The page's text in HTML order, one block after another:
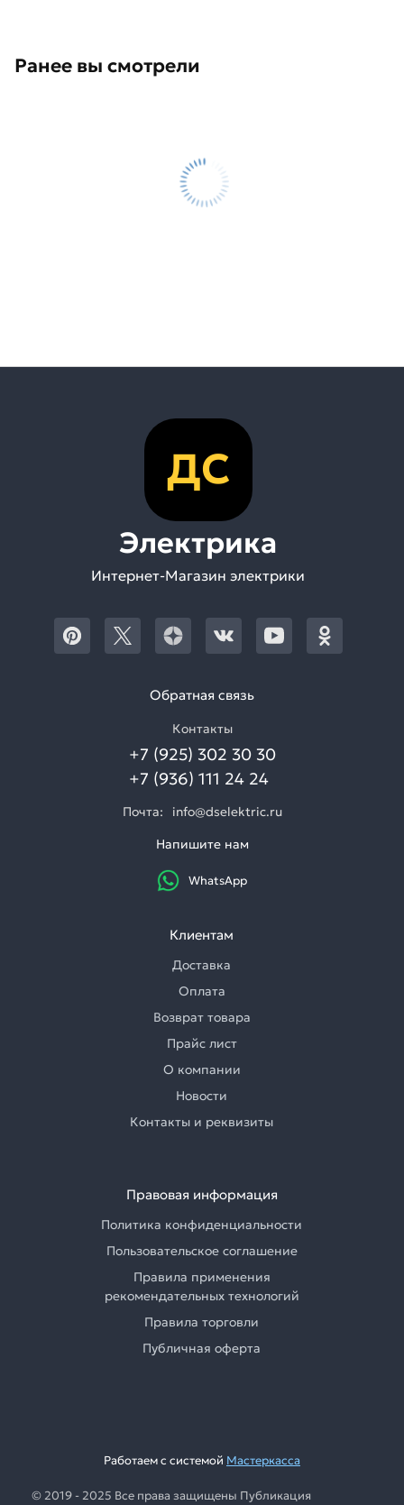
Ранее вы смотрели
ДС
Электрика
Интернет-Магазин электрики
Обратная связь
Контакты
+7 (925) 302 30 30
+7 (936) 111 24 24
Почта:
info@dselektric.ru
Напишите нам
WhatsApp
Клиентам
Доставка
Оплата
Возврат товара
Прайс лист
О компании
Новости
Контакты и реквизиты
Правовая информация
Политика конфиденциальности
Пользовательское соглашение
Правила применения
рекомендательных технологий
Правила торговли
Публичная оферта
Работаем с системой Мастеркасса
© 2019 - 2025 Все права защищены Публикация